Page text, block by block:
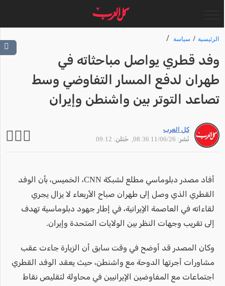
الرئيسية سياسة
وفد قطري يواصل مباحثاته في
طهران لدفع المسار التفاوضي وسط
تصاعد التوتر بين واشنطن وإيران
كل العرب
نُشر: 11/06/26 08:36
, حُتلن: 09:12
أفاد مصدر دبلوماسي مطلع لشبكة CNN، الخميس، بأن الوفد
القطري الذي وصل إلى طهران صباح الأربعاء لا يزال يجري
لقاءاته في العاصمة الإيرانية، في إطار جهود دبلوماسية تهدف
إلى تقريب وجهات النظر بين الولايات المتحدة وإيران.
وكان المصدر قد أوضح في وقت سابق أن الزيارة جاءت عقب
مشاورات أجرتها الدوحة مع واشنطن، حيث يعقد الوفد القطري
اجتماعات مع المفاوضين الإيرانيين في محاولة لتقليص نقاط